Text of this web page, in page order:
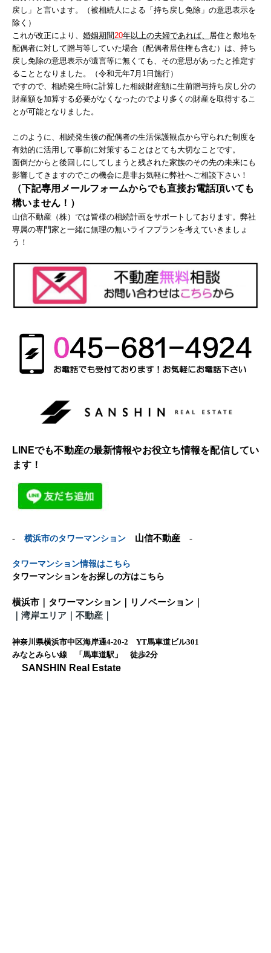
戻し」と言います。（被相続人による「持ち戻し免除」の意思表示を
除く）
これが改正により、 婚姻期間 20年以上の夫婦であれば、
居住と敷地を
配偶者に対して贈与等していた場合（配偶者居住権も含む）は、持ち
戻し免除の意思表示が遺言等に無くても、その意思があったと推定す
ることとなりました。（令和元年7月1日施行）
ですので、相続発生時に計算した相続財産額に生前贈与持ち戻し分の
財産額を加算する必要がなくなったのでより多くの財産を取得するこ
とが可能となりました。
このように、相続発生後の配偶者の生活保護観点から守られた制度を
有効的に活用して事前に対策することはとても大切なことです。
面倒だからと後回しにしてしまうと残された家族のその先の未来にも
影響してきますのでこの機会に是非お気軽に弊社へご相談下さい！
（下記専用メールフォームからでも直接お電話頂いても
構いません！）
山信不動産（株）では皆様の相続計画をサポートしております。弊社
専属の専門家と一緒に無理の無いライフプランを考えていきましょ
う！
LINEでも不動産の最新情報やお役立ち情報を配信してい
ます！
- 横浜市のタワーマンション 山信不動産 -
タワーマンション情報はこちら
タワーマンションをお探しの方はこちら
横浜市｜タワーマンション｜リノベーション｜
湾岸エリア｜不動産
神奈川県横浜市中区海岸通4-20-2 YT馬車道ビル301
みなとみらい線 「馬車道駅」 徒歩2分
SANSHIN Real Estate